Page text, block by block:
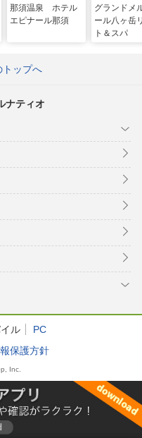
那須温泉 ホテル
エピナール那須
グランドメ
ール八ヶ岳
ト＆スパ
トップへ
ティオ
ル
PC
保護方針
Inc.